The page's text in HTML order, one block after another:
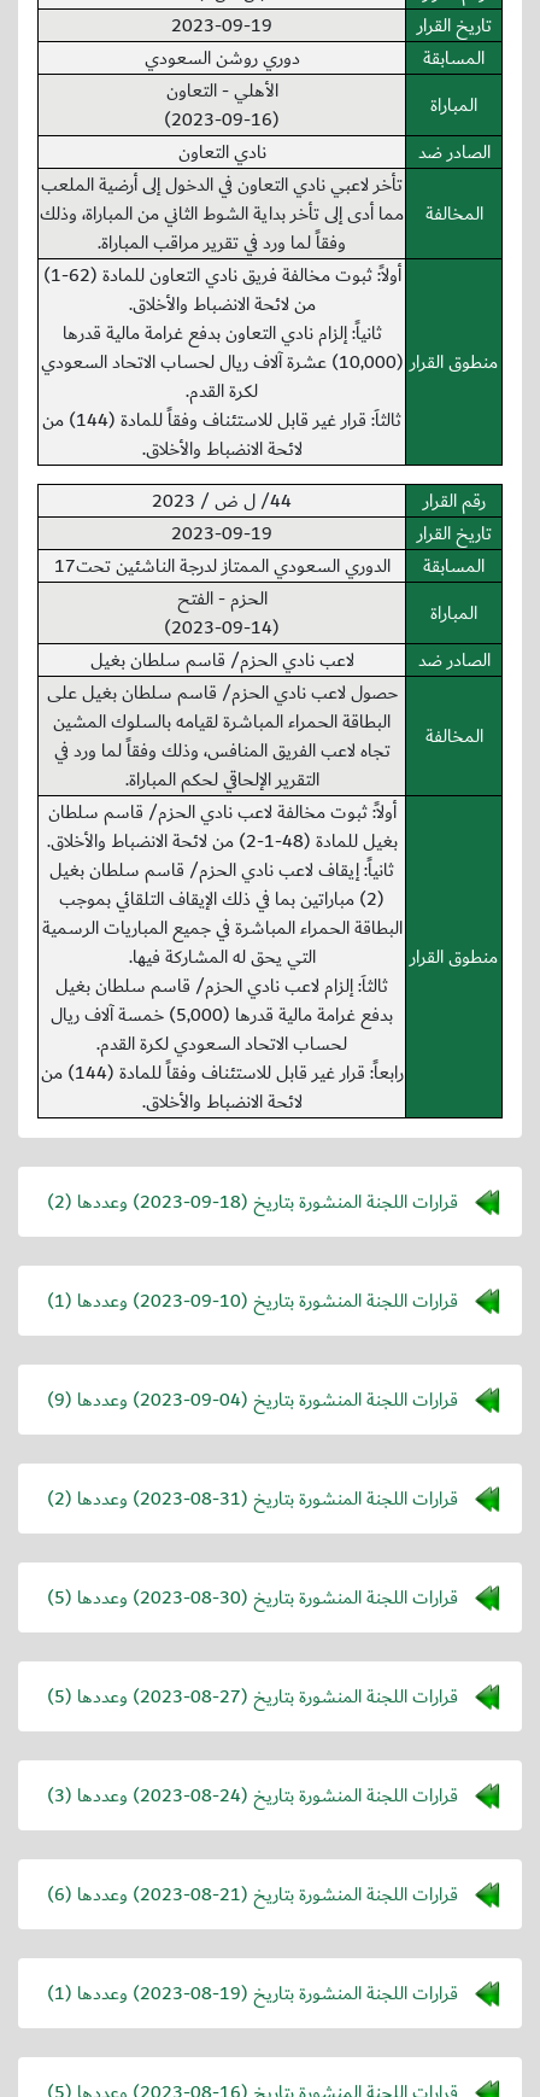
تاريخ القرار
2023-09-19
المسابقة
دوري روشن السعودي
المباراة
الأهلي - التعاون
(2023-09-16)
الصادر ضد
نادي التعاون
المخالفة
تأخر لاعبي نادي التعاون في الدخول إلى أرضية الملعب
مما أدى إلى تأخر بداية الشوط الثاني من المباراة، وذلك
وفقاً لما ورد في تقرير مراقب المباراة.
منطوق القرار
أولاً: ثبوت مخالفة فريق نادي التعاون للمادة (62-1)
من لائحة الانضباط والأخلاق.
ثانياً: إلزام نادي التعاون بدفع غرامة مالية قدرها
(10,000) عشرة آلاف ريال لحساب الاتحاد السعودي
لكرة القدم.
ثالثاَ: قرار غير قابل للاستئناف وفقاً للمادة (144) من
لائحة الانضباط والأخلاق.
رقم القرار
44/ ل ض / 2023
تاريخ القرار
2023-09-19
المسابقة
الدوري السعودي الممتاز لدرجة الناشئين تحت17
المباراة
الحزم - الفتح
(2023-09-14)
الصادر ضد
لاعب نادي الحزم/ قاسم سلطان بغيل
المخالفة
حصول لاعب نادي الحزم/ قاسم سلطان بغيل على
البطاقة الحمراء المباشرة لقيامه بالسلوك المشين
تجاه لاعب الفريق المنافس، وذلك وفقاً لما ورد في
التقرير الإلحاقي لحكم المباراة.
منطوق القرار
أولاً: ثبوت مخالفة لاعب نادي الحزم/ قاسم سلطان
بغيل للمادة (48-1-2) من لائحة الانضباط والأخلاق.
ثانياً: إيقاف لاعب نادي الحزم/ قاسم سلطان بغيل
(2) مباراتين بما في ذلك الإيقاف التلقائي بموجب
البطاقة الحمراء المباشرة في جميع المباريات الرسمية
التي يحق له المشاركة فيها.
ثالثاَ: إلزام لاعب نادي الحزم/ قاسم سلطان بغيل
بدفع غرامة مالية قدرها (5,000) خمسة آلاف ريال
لحساب الاتحاد السعودي لكرة القدم.
رابعاً: قرار غير قابل للاستئناف وفقاً للمادة (144) من
لائحة الانضباط والأخلاق.
قرارات اللجنة المنشورة بتاريخ (2023-09-18) وعددها (2)
قرارات اللجنة المنشورة بتاريخ (2023-09-10) وعددها (1)
قرارات اللجنة المنشورة بتاريخ (2023-09-04) وعددها (9)
قرارات اللجنة المنشورة بتاريخ (2023-08-31) وعددها (2)
قرارات اللجنة المنشورة بتاريخ (2023-08-30) وعددها (5)
قرارات اللجنة المنشورة بتاريخ (2023-08-27) وعددها (5)
قرارات اللجنة المنشورة بتاريخ (2023-08-24) وعددها (3)
قرارات اللجنة المنشورة بتاريخ (2023-08-21) وعددها (6)
قرارات اللجنة المنشورة بتاريخ (2023-08-19) وعددها (1)